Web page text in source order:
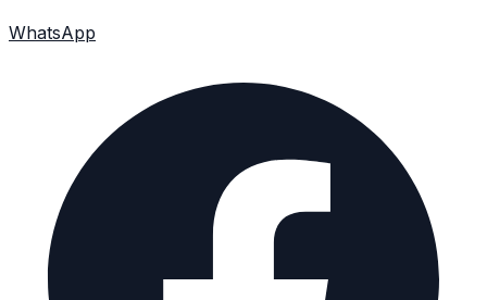
WhatsApp